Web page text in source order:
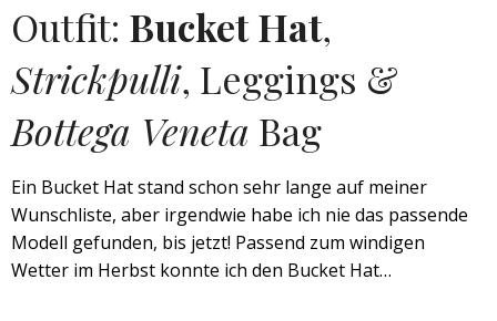
Outfit: Bucket Hat,
Strickpulli, Leggings &
Bottega Veneta Bag
Ein Bucket Hat stand schon sehr lange auf meiner
Wunschliste, aber irgendwie habe ich nie das passende
Modell gefunden, bis jetzt! Passend zum windigen
Wetter im Herbst konnte ich den Bucket Hat…